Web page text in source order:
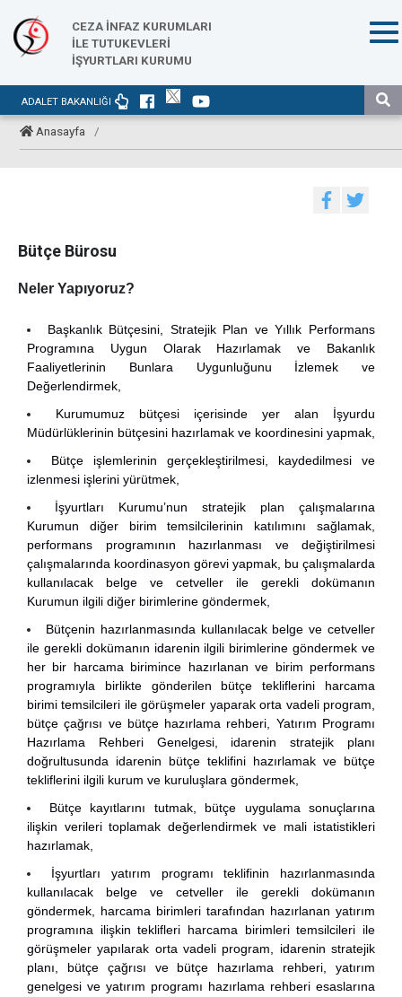
CEZA İNFAZ KURUMLARI
İLE TUTUKEVLERİ
İŞYURTLARI KURUMU
ADALET BAKANLIĞI
Anasayfa /
Bütçe Bürosu
Neler Yapıyoruz?
Başkanlık Bütçesini, Stratejik Plan ve Yıllık Performans
Programına Uygun Olarak Hazırlamak ve Bakanlık
Faaliyetlerinin Bunlara Uygunluğunu İzlemek ve
Değerlendirmek,
Kurumumuz bütçesi içerisinde yer alan İşyurdu
Müdürlüklerinin bütçesini hazırlamak ve koordinesini yapmak,
Bütçe işlemlerinin gerçekleştirilmesi, kaydedilmesi ve
izlenmesi işlerini yürütmek,
İşyurtları Kurumu’nun stratejik plan çalışmalarına
Kurumun diğer birim temsilcilerinin katılımını sağlamak,
performans programının hazırlanması ve değiştirilmesi
çalışmalarında koordinasyon görevi yapmak, bu çalışmalarda
kullanılacak belge ve cetveller ile gerekli dokümanın
Kurumun ilgili diğer birimlerine göndermek,
Bütçenin hazırlanmasında kullanılacak belge ve cetveller
ile gerekli dokümanın idarenin ilgili birimlerine göndermek ve
her bir harcama birimince hazırlanan ve birim performans
programıyla birlikte gönderilen bütçe tekliflerini harcama
birimi temsilcileri ile görüşmeler yaparak orta vadeli program,
bütçe çağrısı ve bütçe hazırlama rehberi, Yatırım Programı
Hazırlama Rehberi Genelgesi, idarenin stratejik planı
doğrultusunda idarenin bütçe teklifini hazırlamak ve bütçe
tekliflerini ilgili kurum ve kuruluşlara göndermek,
Bütçe kayıtlarını tutmak, bütçe uygulama sonuçlarına
ilişkin verileri toplamak değerlendirmek ve mali istatistikleri
hazırlamak,
İşyurtları yatırım programı teklifinin hazırlanmasında
kullanılacak belge ve cetveller ile gerekli dokümanın
göndermek, harcama birimleri tarafından hazırlanan yatırım
programına ilişkin teklifleri harcama birimleri temsilcileri ile
görüşmeler yapılarak orta vadeli program, idarenin stratejik
planı, bütçe çağrısı ve bütçe hazırlama rehberi, yatırım
genelgesi ve yatırım programı hazırlama rehberi esaslarına